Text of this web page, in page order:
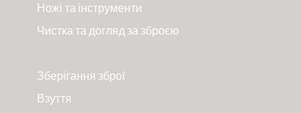
Ножі та інструменти
Чистка та догляд за зброєю
Зберігання зброї
Взуття